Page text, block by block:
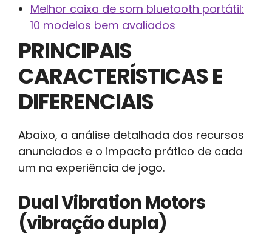
Melhor caixa de som bluetooth portátil:
10 modelos bem avaliados
PRINCIPAIS
CARACTERÍSTICAS E
DIFERENCIAIS
Abaixo, a análise detalhada dos recursos
anunciados e o impacto prático de cada
um na experiência de jogo.
Dual Vibration Motors
(vibração dupla)